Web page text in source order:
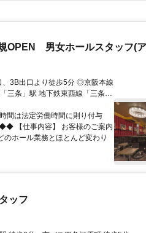
OPEN 男女ホールスタッフ(
間は法定労働時間に則り付与
仕事内容】 お客様のご案内
ホール業務とほとんど変わり
ッフ